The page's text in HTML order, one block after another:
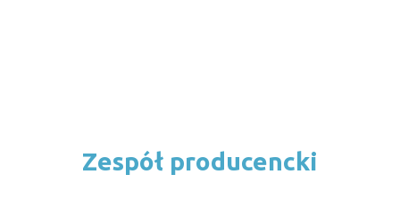
Zespół producencki